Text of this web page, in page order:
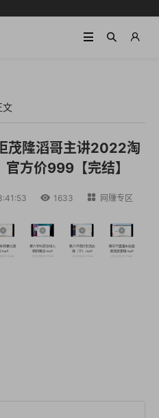
文
茂隆滔哥主讲2022淘
方价999【完结】
 1633  网赚专区